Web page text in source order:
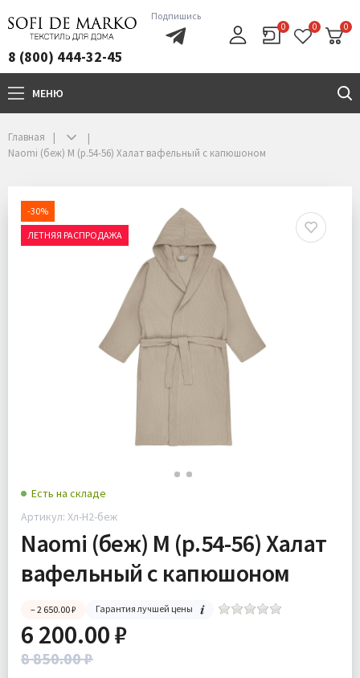
8 (800) 444-32-45
Подпишись
0 0 0
МЕНЮ
Главная
Naomi (беж) M (р.54-56) Халат вафельный с капюшоном
-30%
ЛЕТНЯЯ РАСПРОДАЖА
Есть на складе
Артикул: Хл-Н2-беж
Naomi (беж) M (р.54-56) Халат
вафельный с капюшоном
– 2 650.00 ₽ Гарантия лучшей цены
6 200.00 ₽
8 850.00 ₽